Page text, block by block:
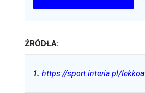
ŹRÓDŁA:
1. https://sport.interia.pl/